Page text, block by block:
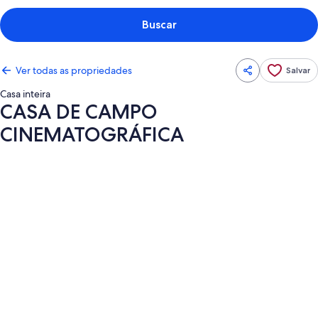
Buscar
Ver todas as propriedades Salvar
Casa inteira
CASA DE CAMPO
CINEMATOGRÁFICA